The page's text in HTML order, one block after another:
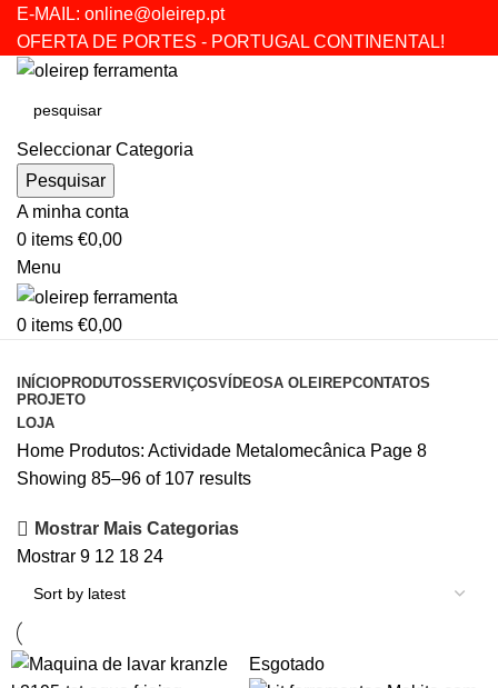
E-MAIL: online@oleirep.pt
OFERTA DE PORTES - PORTUGAL CONTINENTAL!
Seleccionar Categoria
Pesquisar
A minha conta
0 items €0,00
Menu
0 items €0,00
INÍCIOPRODUTOSSERVIÇOSVÍDEOSA OLEIREPCONTATOS
PROJETO
LOJA
Home Produtos: Actividade Metalomecânica Page 8
Showing 85–96 of 107 results
Mostrar Mais Categorias
Mostrar 9 12 18 24
Esgotado